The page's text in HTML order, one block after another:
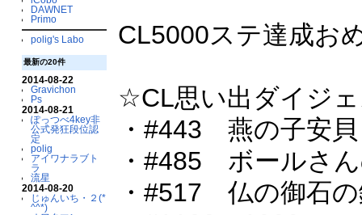
DAWNET
Primo
polig's Labo
最新の20件
2014-08-22
Gravichon
Ps
2014-08-21
ぽっつべ4key非
公式発狂段位認
定
polig
アイワナラブト
ラ
流星
2014-08-20
じゅんいち・２(*
^^*)
CL5000ステ達成お
☆CL思い出ダイジ
・#443 燕の子安
・#485 ボールさ
・#517 仏の御石